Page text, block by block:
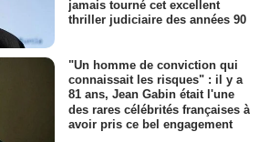
jamais tourné cet excellent
thriller judiciaire des années 90
"Un homme de conviction qui
connaissait les risques" : il y a
81 ans, Jean Gabin était l'une
des rares célébrités françaises à
avoir pris ce bel engagement